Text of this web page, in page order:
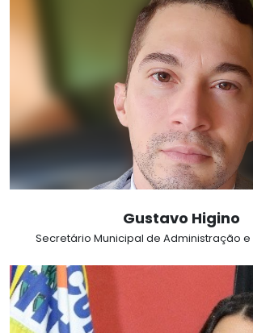
Gustavo Higino
Secretário Municipal de Administração